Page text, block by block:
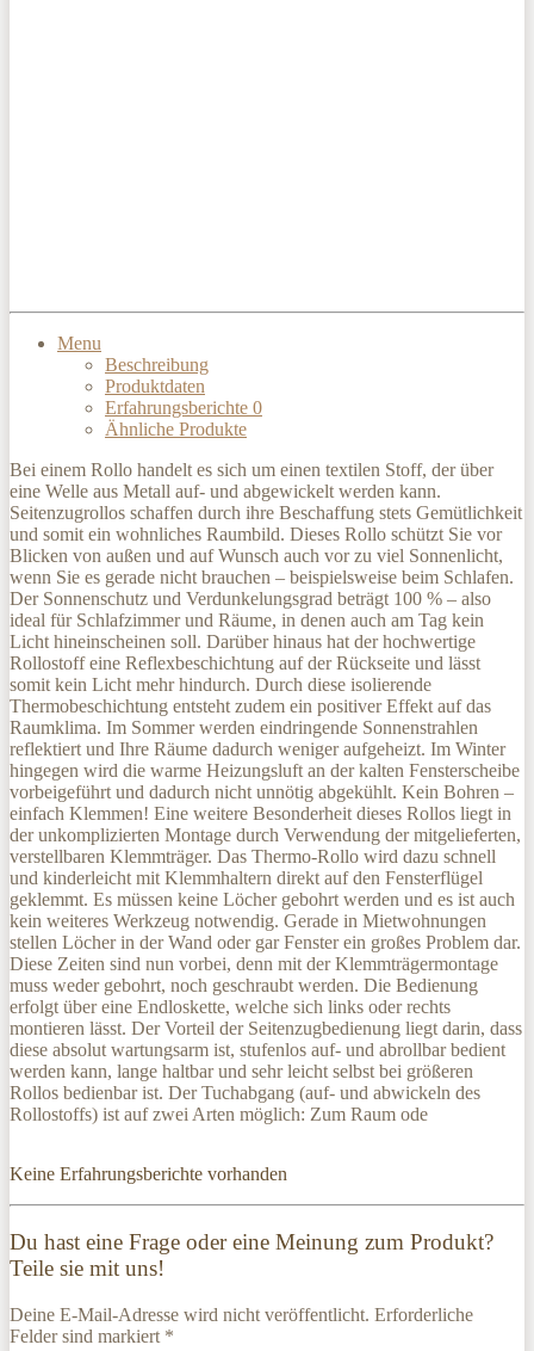
Menu
Beschreibung
Produktdaten
Erfahrungsberichte 0
Ähnliche Produkte
Bei einem Rollo handelt es sich um einen textilen Stoff, der über
eine Welle aus Metall auf- und abgewickelt werden kann.
Seitenzugrollos schaffen durch ihre Beschaffung stets Gemütlichkeit
und somit ein wohnliches Raumbild. Dieses Rollo schützt Sie vor
Blicken von außen und auf Wunsch auch vor zu viel Sonnenlicht,
wenn Sie es gerade nicht brauchen – beispielsweise beim Schlafen.
Der Sonnenschutz und Verdunkelungsgrad beträgt 100 % – also
ideal für Schlafzimmer und Räume, in denen auch am Tag kein
Licht hineinscheinen soll. Darüber hinaus hat der hochwertige
Rollostoff eine Reflexbeschichtung auf der Rückseite und lässt
somit kein Licht mehr hindurch. Durch diese isolierende
Thermobeschichtung entsteht zudem ein positiver Effekt auf das
Raumklima. Im Sommer werden eindringende Sonnenstrahlen
reflektiert und Ihre Räume dadurch weniger aufgeheizt. Im Winter
hingegen wird die warme Heizungsluft an der kalten Fensterscheibe
vorbeigeführt und dadurch nicht unnötig abgekühlt. Kein Bohren –
einfach Klemmen! Eine weitere Besonderheit dieses Rollos liegt in
der unkomplizierten Montage durch Verwendung der mitgelieferten,
verstellbaren Klemmträger. Das Thermo-Rollo wird dazu schnell
und kinderleicht mit Klemmhaltern direkt auf den Fensterflügel
geklemmt. Es müssen keine Löcher gebohrt werden und es ist auch
kein weiteres Werkzeug notwendig. Gerade in Mietwohnungen
stellen Löcher in der Wand oder gar Fenster ein großes Problem dar.
Diese Zeiten sind nun vorbei, denn mit der Klemmträgermontage
muss weder gebohrt, noch geschraubt werden. Die Bedienung
erfolgt über eine Endloskette, welche sich links oder rechts
montieren lässt. Der Vorteil der Seitenzugbedienung liegt darin, dass
diese absolut wartungsarm ist, stufenlos auf- und abrollbar bedient
werden kann, lange haltbar und sehr leicht selbst bei größeren
Rollos bedienbar ist. Der Tuchabgang (auf- und abwickeln des
Rollostoffs) ist auf zwei Arten möglich: Zum Raum ode
Keine Erfahrungsberichte vorhanden
Du hast eine Frage oder eine Meinung zum Produkt?
Teile sie mit uns!
Deine E-Mail-Adresse wird nicht veröffentlicht. Erforderliche
Felder sind markiert *